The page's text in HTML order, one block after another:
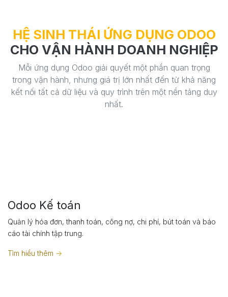
HỆ SINH THÁI ỨNG DỤNG ODOO
CHO VẬN HÀNH DOANH NGHIỆP
Mỗi ứng dụng Odoo giải quyết một phần quan trọng
trong vận hành, nhưng giá trị lớn nhất đến từ khả năng
kết nối tất cả dữ liệu và quy trình trên một nền tảng duy
nhất.